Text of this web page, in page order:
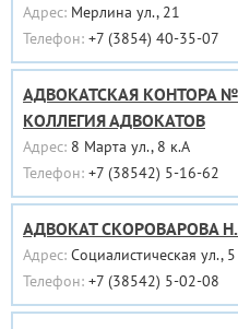
Адрес: Мерлина ул., 21
Телефон: +7 (3854) 40-35-07
АДВОКАТСКАЯ КОНТОРА
КОЛЛЕГИЯ АДВОКАТОВ
Адрес: 8 Марта ул., 8 к.А
Телефон: +7 (38542) 5-16-62
АДВОКАТ СКОРОВАРОВА
Адрес: Социалистическая ул., 5
Телефон: +7 (38542) 5-02-08